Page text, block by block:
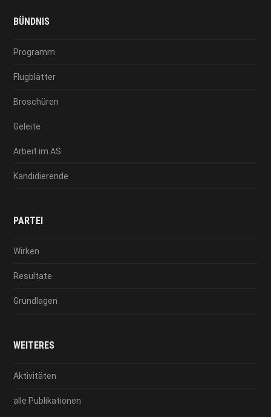
BÜNDNIS
Programm
Flugblätter
Broschüren
Geleite
Arbeit im AS
Kandidierende
PARTEI
Wirken
Resultate
Grundlagen
WEITERES
Aktivitäten
alle Publikationen